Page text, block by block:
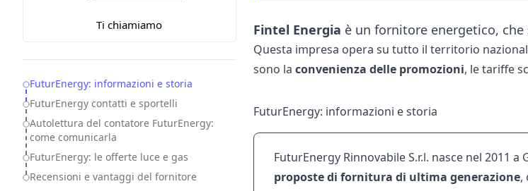
Ti chiamiamo
Table of Contents
FuturEnergy: informazioni e storia
FuturEnergy contatti e sportelli
Autolettura del contatore FuturEnergy:
come comunicarla
FuturEnergy: le offerte luce e gas
Recensioni e vantaggi del fornitore
Fintel Energia è un fornitore energetico, che
Questa impresa opera su tutto il territorio
sono la convenienza delle promozioni, le tariffe
FuturEnergy: informazioni e storia
FuturEnergy Rinnovabile S.r.l. nasce nel 2011
proposte di fornitura di ultima generazione,